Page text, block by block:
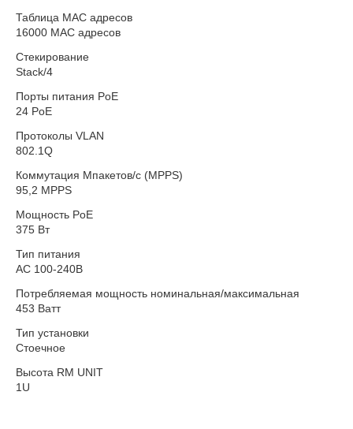
Таблица MAC адресов
16000 MAC адресов
Стекирование
Stack/4
Порты питания PoE
24 PoE
Протоколы VLAN
802.1Q
Коммутация Мпакетов/с (MPPS)
95,2 MPPS
Мощность PoE
375 Вт
Тип питания
AC 100-240В
Потребляемая мощность номинальная/максимальная
453 Ватт
Тип установки
Стоечное
Высота RM UNIT
1U